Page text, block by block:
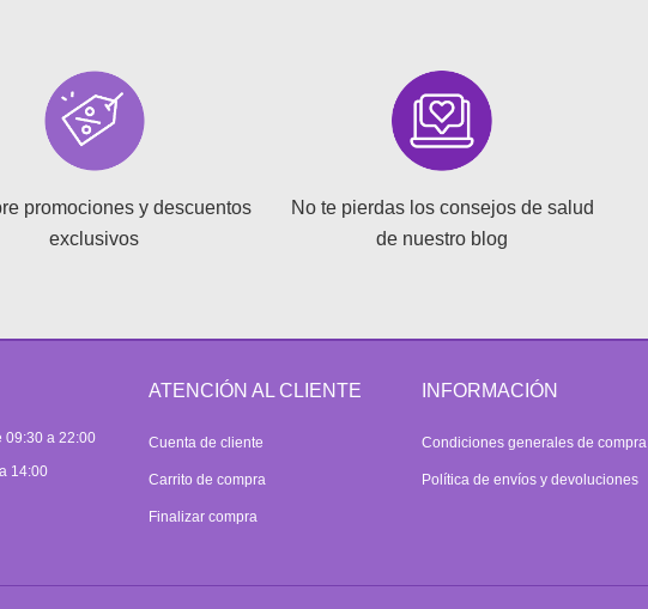
promociones y descuentos
exclusivos
No te pierdas los consejos de salud
de nuestro blog
09:30 a 22:00
14:00
ATENCIÓN AL CLIENTE
Cuenta de cliente
Carrito de compra
Finalizar compra
INFORMACIÓN
Condiciones generales de compra
Política de envíos y devoluciones